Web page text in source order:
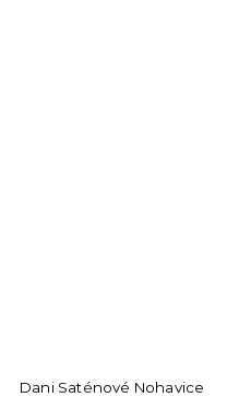
Dani Saténové Nohavice